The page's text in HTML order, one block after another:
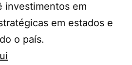
investimentos em
em estados e
o país.